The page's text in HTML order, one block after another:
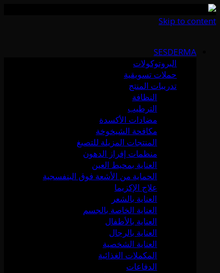
Skip to content
SESDERMA
البروتوكولات
حملات تسويقية
تدريبات المنتج
النظافة
الترطيب
مضادات الأكسدة
مكافحة الشيخوخة
المنتجات المزيلة للتصبغ
منظمات إفراز الدهون
العناية بمحيط العين
الحماية من الأشعة فوق البنفسجية
علاج الإكزيما
العناية بالشعر
العناية الخاصة بالجسم
العناية بالأطفال
العناية بالرجال
العناية الشخصية
المكملات الغذائية
الدفاعات